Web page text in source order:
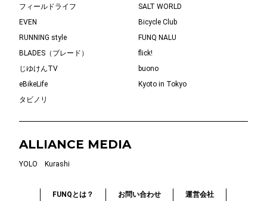
フィールドライフ
SALT WORLD
EVEN
Bicycle Club
RUNNING style
FUNQ NALU
BLADES（ブレード）
flick!
じゆけんTV
buono
eBikeLife
Kyoto in Tokyo
タビノリ
ALLIANCE MEDIA
YOLO Kurashi
FUNQとは？ お問い合わせ 運営会社